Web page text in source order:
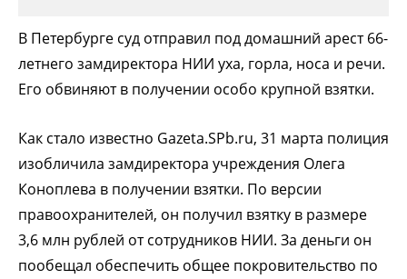
В Петербурге суд отправил под домашний арест 66-
летнего замдиректора НИИ уха, горла, носа и речи.
Его обвиняют в получении особо крупной взятки.
Как стало известно Gazeta.SPb.ru, 31 марта полиция
изобличила замдиректора учреждения Олега
Коноплева в получении взятки. По версии
правоохранителей, он получил взятку в размере
3,6 млн рублей от сотрудников НИИ. За деньги он
пообещал обеспечить общее покровительство по